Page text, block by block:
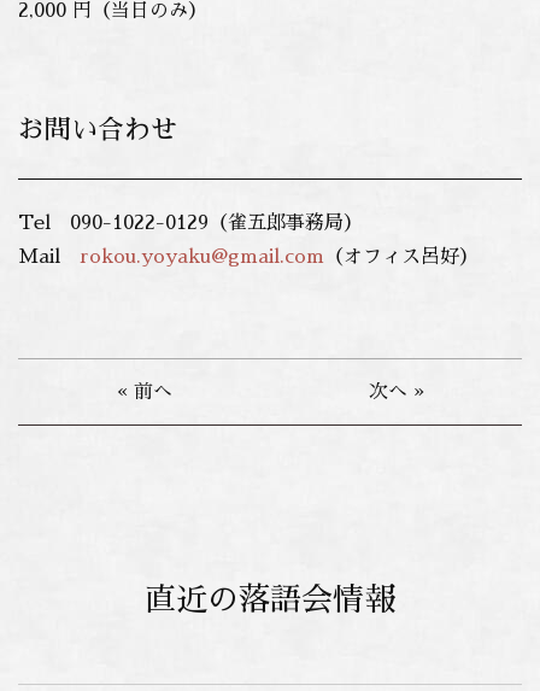
2,000 円（当日のみ）
お問い合わせ
Tel 090-1022-0129（雀五郎事務局）
Mail rokou.yoyaku@gmail.com （オフィス呂好）
« 前へ 次へ »
直近の落語会情報